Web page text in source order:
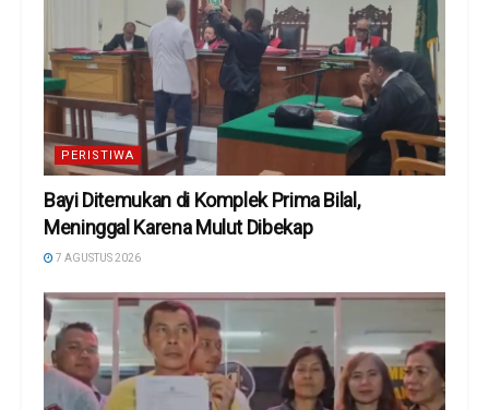
PERISTIWA
Bayi Ditemukan di Komplek Prima Bilal,
Meninggal Karena Mulut Dibekap
7 AGUSTUS 2026